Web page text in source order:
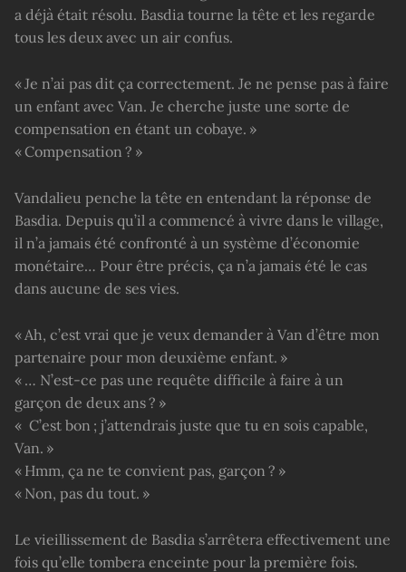
a déjà était résolu. Basdia tourne la tête et les regarde
tous les deux avec un air confus.
« Je n’ai pas dit ça correctement. Je ne pense pas à faire
un enfant avec Van. Je cherche juste une sorte de
compensation en étant un cobaye. »
« Compensation ? »
Vandalieu penche la tête en entendant la réponse de
Basdia. Depuis qu’il a commencé à vivre dans le village,
il n’a jamais été confronté à un système d’économie
monétaire… Pour être précis, ça n’a jamais été le cas
dans aucune de ses vies.
« Ah, c’est vrai que je veux demander à Van d’être mon
partenaire pour mon deuxième enfant. »
« … N’est-ce pas une requête difficile à faire à un
garçon de deux ans ? »
« C’est bon ; j’attendrais juste que tu en sois capable,
Van. »
« Hmm, ça ne te convient pas, garçon ? »
« Non, pas du tout. »
Le vieillissement de Basdia s’arrêtera effectivement une
fois qu’elle tombera enceinte pour la première fois.